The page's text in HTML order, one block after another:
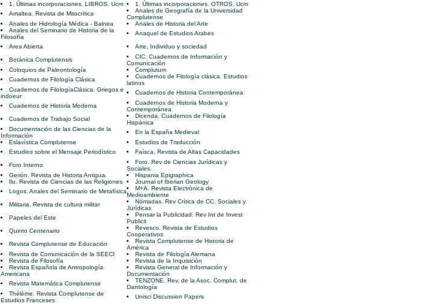
1. Últimas incorporaciones. LIBROS. Ucm
1. Últimas incorporaciones. OTROS. Ucm
Amaltea. Revista de Mitocrítica
Anales de Geografía de la Universidad
Complutense
Anales de Hidrología Médica - Balnea
Anales de Historia del Arte
Anales del Seminario de Historia de la
Filosofía
Anaquel de Estudios Arabes
Area Abierta
Arte, Individuo y sociedad
Botánica Complutensis
CIC. Cuadernos de Información y
Comunicación
Coloquios de Paleontología
Complutum
Cuadernos de Filología Clásica
Cuadernos de Filología clásica. Estudios
latinos
Cuadernos de FilologíaClásica. Griegos e
indoeur
Cuadernos de Historia Contemporánea
Cuadernos de Historia Moderna
Cuadernos de Historia Moderna y
Contemporánea
Cuadernos de Trabajo Social
Dicenda. Cuadernos de Filología
Hispánica
Documentación de las Ciencias de la
Información
En la España Medieval
Eslavística Complutense
Estudios de Traducción
Estudios sobre el Mensaje Periodístico
Faísca. Revista de Altas Capacidades
Foro Interno
Foro. Rev de Ciencias Jurídicas y
Sociales.
Gerión. Revista de Historia Antigua.
Hispania Epigraphica
Ilu. Revista de Ciencias de las Religiones
Journal of Iberian Geology
Logos. Anales del Seminario de Metafísica
M+A. Revista Electrónica de
Medioambiente
Militaria. Revista de cultura militar
Nómadas. Rev Crítica de CC. Sociales y
Jurídicas
Papeles del Este
Pensar la Publicidad. Rev Int de Invest
Publicit
Quinto Centenario
Revesco. Revista de Estudios
Cooperativos
Revista Complutense de Educación
Revista Complutense de Historia de
América
Revista de Comunicación de la SEECI
Revista de Filología Alemana
Revista de Filosofía
Revista de la Inquisición
Revista Española de Antropología
Americana
Revista General de Información y
Documentación
Revista Matemática Complutense
TENZONE. Rev. de la Asoc. Complut. de
Dantología
Thélème. Revista Complutense de
Estudios Franceses
Unisci Discussion Papers